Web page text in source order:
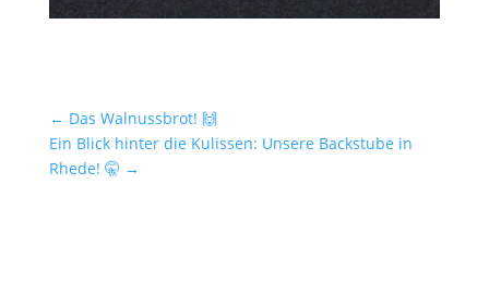
← Das Walnussbrot! 🙌
Ein Blick hinter die Kulissen: Unsere Backstube in
Rhede! 🤫→